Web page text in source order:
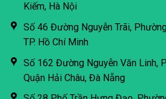
Kiếm, Hà Nội
Số 46 Đường Nguyễn Trãi,
TP. Hồ Chí Minh
Số 162 Đường Nguyễn Văn Linh,
Quận Hải Châu, Đà Nẵng